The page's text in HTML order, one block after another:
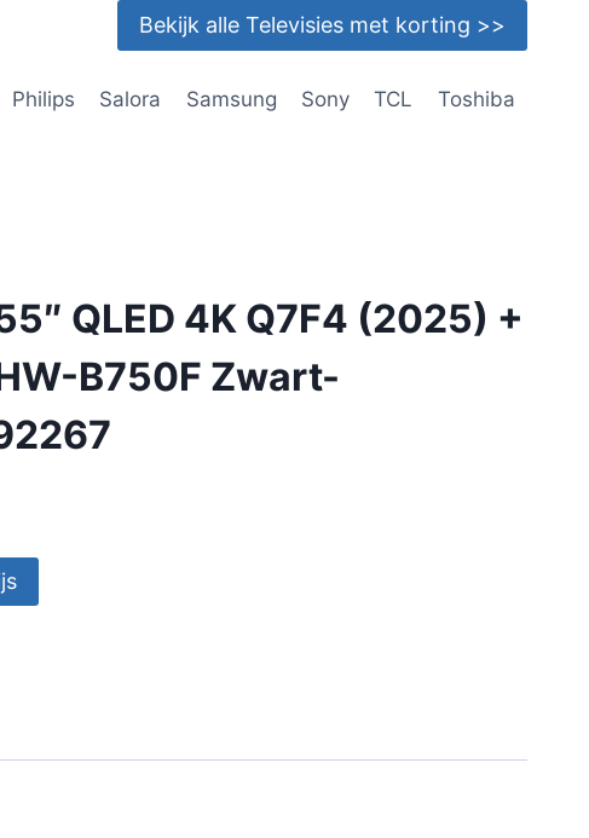
Bekijk alle Televisies met korting >>
Philips Salora Samsung Sony TCL Toshiba
QLED 4K Q7F4 (2025) +
B750F Zwart-